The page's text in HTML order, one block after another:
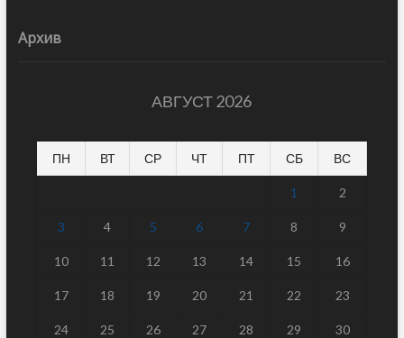
Архив
АВГУСТ 2026
ПН ВТ СР ЧТ ПТ СБ ВС
1 2
3 4 5 6 7 8 9
10 11 12 13 14 15 16
17 18 19 20 21 22 23
24 25 26 27 28 29 30